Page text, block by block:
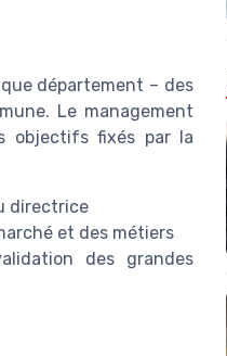
département – des
Le management
objectifs fixés par la
directrice
et des métiers
des grandes